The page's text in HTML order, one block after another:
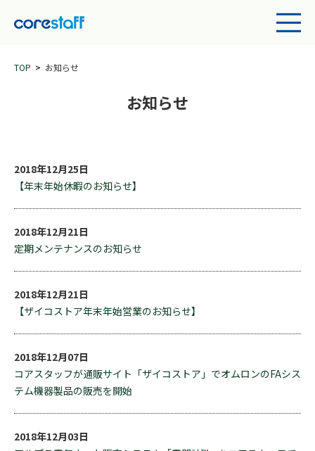
TOP お知らせ
お知らせ
2018年12月25日
【年末年始休暇のお知らせ】
2018年12月21日
定期メンテナンスのお知らせ
2018年12月21日
【ザイコストア年末年始営業のお知らせ】
2018年12月07日
コアスタッフが通販サイト「ザイコストア」でオムロンのFAシス
テム機器製品の販売を開始
2018年12月03日